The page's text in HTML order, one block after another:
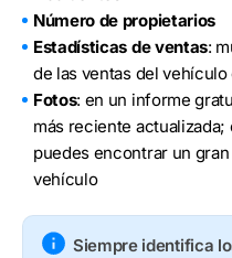
Número de propietarios
Estadísticas de ventas:
de las ventas del
Fotos: en un informe
más reciente
puedes encontrar un
vehículo
Siempre identifica